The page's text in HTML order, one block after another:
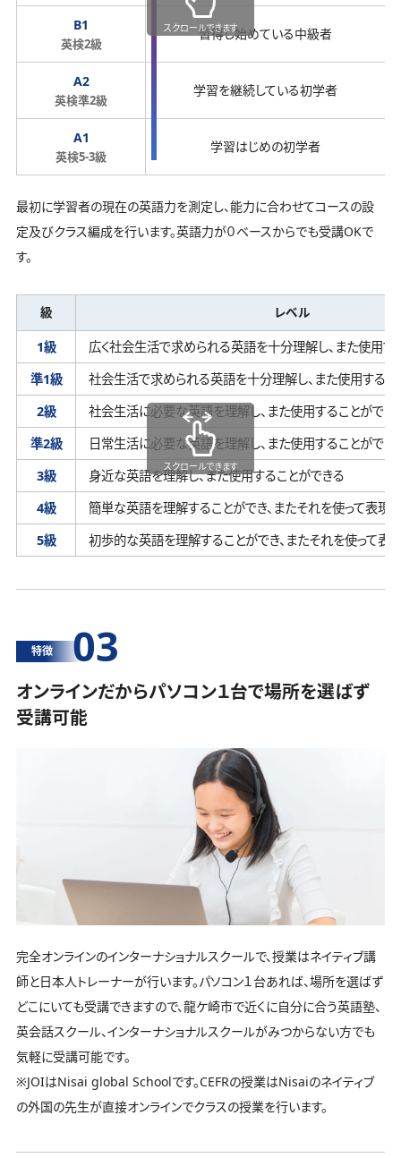
B1
英検2級
習得し始めている中級者
A2
英検準2級
学習を継続している初学者
A1
英検5-3級
学習はじめの初学者
スクロールできます
最初に学習者の現在の英語力を測定し、能力に合わせてコースの設
定及びクラス編成を行います。英語力が０ベースからでも受講OKで
す。
級 レベル
1級 広く社会生活で求められる英語を十分理解し、 また使用す
準1級
社会生活で求められる英語を十分理解し、 また使用するこ
2級
社会生活に必要な英語を理解し、 また使用することができ
準2級
日常生活に必要な英語を理解し、 また使用することができ
3級
身近な英語を理解し、また使用することができる
4級
簡単な英語を理解することができ、 またそれを使って表現
5級
初歩的な英語を理解することができ、 またそれを使って表
スクロールできます
特徴 03
オンラインだからパソコン１台で場所を選ばず
受講可能
完全オンラインのインターナショナルスクールで、授業はネイティブ講
師と日本人トレーナーが行います。パソコン１台あれば、場所を選ばず
どこにいても受講できますので、龍ケ崎市で近くに自分に合う英語塾、
英会話スクール、インターナショナルスクールがみつからない方でも
気軽に受講可能です。
※JOIはNisai global Schoolです。CEFRの授業はNisaiのネイティブ
の外国の先生が直接オンラインでクラスの授業を行います。